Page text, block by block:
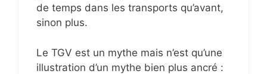
de temps dans les transports qu’avant,
sinon plus.
Le TGV est un mythe mais n’est qu’une
illustration d’un mythe bien plus ancré :